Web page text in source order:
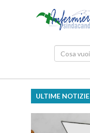
ULTIME NOTIZIE